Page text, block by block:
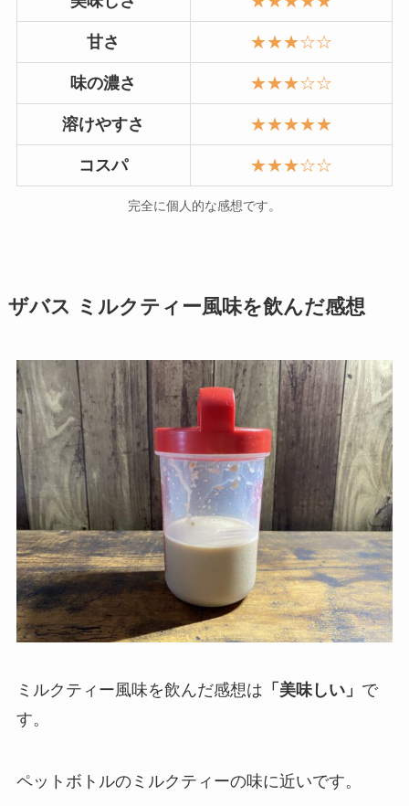
甘さ ★★★☆☆
味の濃さ ★★★☆☆
溶けやすさ ★★★★★
コスパ ★★★☆☆
完全に個人的な感想です。
ザバス ミルクティー風味を飲んだ感想
ミルクティー風味を飲んだ感想は 「美味しい」 で
す。
ペットボトルのミルクティーの味に近いです。